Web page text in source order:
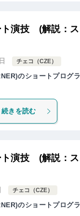
演技 (解説：ス
チェコ（CZE）
のショートプログラ
続きを読む
演技 (解説：ス
チェコ（CZE）
のショートプログラ